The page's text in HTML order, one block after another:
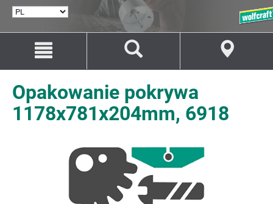
treści
Przejście
nawigacji
Opakowanie pokrywa
1178x781x204mm, 6918